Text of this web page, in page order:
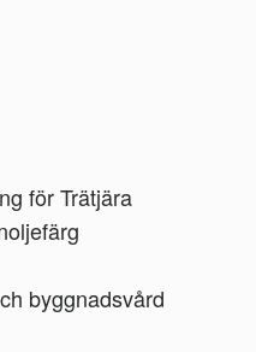
för Trätjära
byggnadsvård